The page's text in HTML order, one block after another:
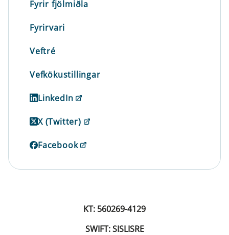
Fyrir fjölmiðla
Fyrirvari
Veftré
Vefkökustillingar
LinkedIn
X (Twitter)
Facebook
KT: 560269-4129
SWIFT: SISLISRE